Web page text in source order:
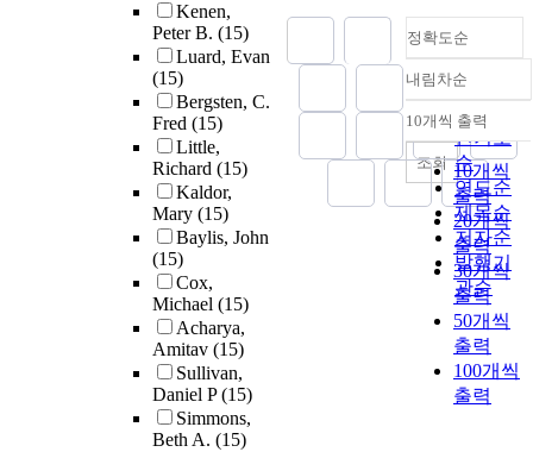
Kenen,
Peter B. (15)
Luard, Evan
(15)
Bergsten, C.
Fred (15)
Little,
Richard (15)
Kaldor,
Mary (15)
Baylis, John
(15)
Cox,
Michael (15)
Acharya,
Amitav (15)
Sullivan,
Daniel P(15)
Simmons,
Beth A. (15)
정확도순
정확도
순
인기도
순
연도순
제목순
저자순
발행기
관순
내림차순
내림차순
10개씩 출력
10개씩
출력
20개씩
출력
30개씩
출력
50개씩
출력
100개씩
출력
조회